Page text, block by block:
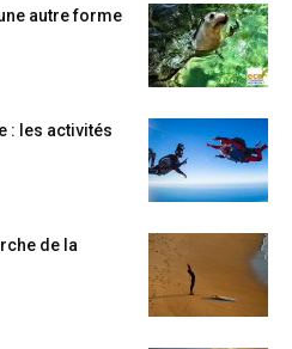
autre forme
: les activités
de la